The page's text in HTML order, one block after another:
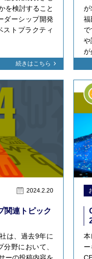
を検討すること
ダーシップ開発
ストプラクティ
続きはこちら
が
福
や
が
2024.2.20
関連トピック
は、過去9年に
野において、
本